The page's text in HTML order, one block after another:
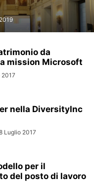
da
mission Microsoft
2017
nella DiversityInc
Luglio 2017
per il
del posto di lavoro